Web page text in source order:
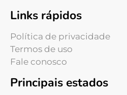
Links rápidos
Política de privacidade
Termos de uso
Fale conosco
Principais estados